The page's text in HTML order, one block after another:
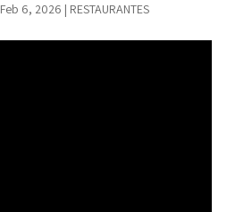
Feb 6, 2026 | RESTAURANTES